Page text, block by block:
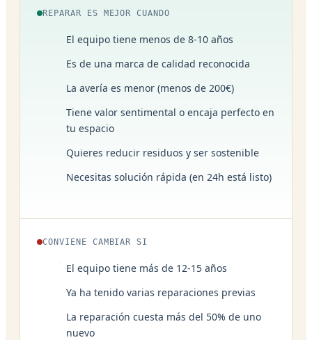
REPARAR ES MEJOR CUANDO
El equipo tiene menos de 8-10 años
Es de una marca de calidad reconocida
La avería es menor (menos de 200€)
Tiene valor sentimental o encaja perfecto en
tu espacio
Quieres reducir residuos y ser sostenible
Necesitas solución rápida (en 24h está listo)
CONVIENE CAMBIAR SI
El equipo tiene más de 12-15 años
Ya ha tenido varias reparaciones previas
La reparación cuesta más del 50% de uno
nuevo